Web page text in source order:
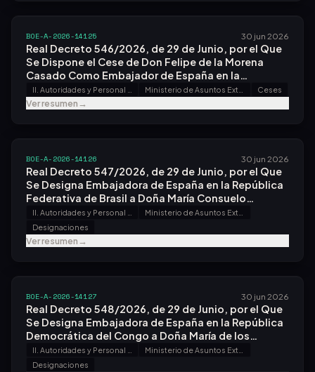
BOE-A-2026-14125 30 jun 2026
Real Decreto 546/2026, de 29 de Junio, por el Que
Se Dispone el Cese de Don Felipe de la Morena
Casado Como Embajador de España en la
República Democrática Popular de Laos.
Ceses
Ver resumen→
BOE-A-2026-14126 30 jun 2026
Real Decreto 547/2026, de 29 de Junio, por el Que
Se Designa Embajadora de España en la República
Federativa de Brasil a Doña María Consuelo
Femenía Guardiola.
Designaciones
Ver resumen→
BOE-A-2026-14127 30 jun 2026
Real Decreto 548/2026, de 29 de Junio, por el Que
Se Designa Embajadora de España en la República
Democrática del Congo a Doña María de los
Ángeles García de Lara.
Designaciones